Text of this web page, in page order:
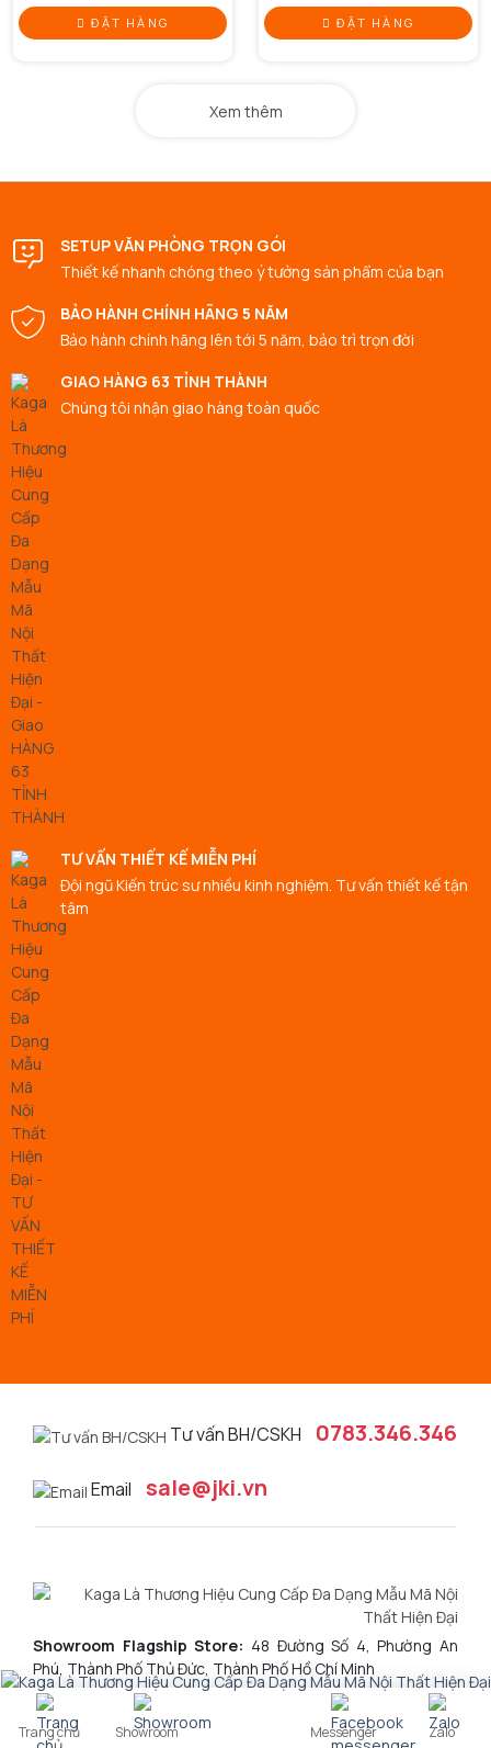
ĐẶT HÀNG ĐẶT HÀNG
Xem thêm
SETUP VĂN PHÒNG TRỌN GÓI
Thiết kế nhanh chóng theo ý tưởng sản phẩm của bạn
BẢO HÀNH CHÍNH HÃNG 5 NĂM
Bảo hành chính hãng lên tới 5 năm, bảo trì trọn đời
GIAO HÀNG 63 TỈNH THÀNH
Chúng tôi nhận giao hàng toàn quốc
TƯ VẤN THIẾT KẾ MIỄN PHÍ
Đội ngũ Kiến trúc sư nhiều kinh nghiệm. Tư vấn thiết kế tận
tâm
Tư vấn BH/CSKH 0783.346.346
Email sale@jki.vn
Showroom Flagship Store: 48 Đường Số 4, Phường An
Phú, Thành Phố Thủ Đức, Thành Phố Hồ Chí Minh
Trang chủ Showroom Messenger Zalo